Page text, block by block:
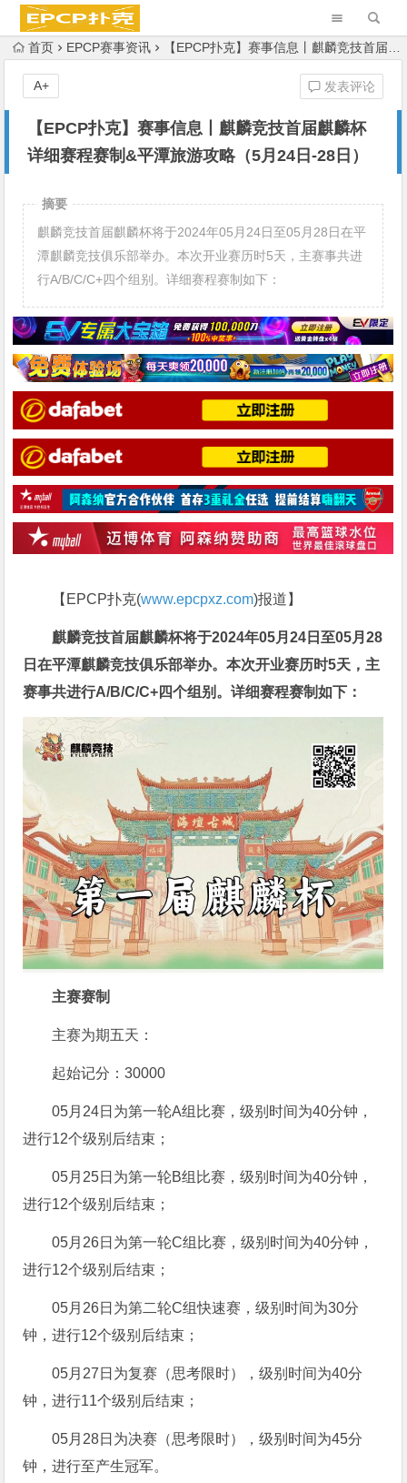
首页 EPCP赛事资讯 【EPCP扑克】赛事信息丨麒麟竞技首届麒麟杯详细赛程赛制&平潭旅游攻略（5月24日-28日）
【EPCP扑克】赛事信息丨麒麟竞技首届麒麟杯
详细赛程赛制&平潭旅游攻略（5月24日-28日）
发表评论
A+
摘要
麒麟竞技首届麒麟杯将于2024年05月24日至05月28日在平
潭麒麟竞技俱乐部举办。本次开业赛历时5天，主赛事共进
行A/B/C/C+四个组别。详细赛程赛制如下：
【EPCP扑克(www.epcpxz.com)报道】
麒麟竞技首届麒麟杯将于2024年05月24日至05月28
日在平潭麒麟竞技俱乐部举办。本次开业赛历时5天 ，主
赛事共进行A/B/C/C+四个组别 。详细赛程赛制如下：
主赛赛制
主赛为期五天：
起始记分：30000
05月24日为第一轮A组比赛，级别时间为40分钟，
进行12个级别后结束；
05月25日为第一轮B组比赛，级别时间为40分钟，
进行12个级别后结束；
05月26日为第一轮C组比赛，级别时间为40分钟，
进行12个级别后结束；
05月26日为第二轮C组快速赛，级别时间为30分
钟，进行12个级别后结束；
05月27日为复赛（思考限时），级别时间为40分
钟，进行11个级别后结束；
05月28日为决赛（思考限时），级别时间为45分
钟，进行至产生冠军。